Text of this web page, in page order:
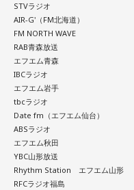
STVラジオ
AIR-G'（FM北海道）
FM NORTH WAVE
RAB青森放送
エフエム青森
IBCラジオ
エフエム岩手
tbcラジオ
Date fm（エフエム仙台）
ABSラジオ
エフエム秋田
YBC山形放送
Rhythm Station エフエム山形
RFCラジオ福島